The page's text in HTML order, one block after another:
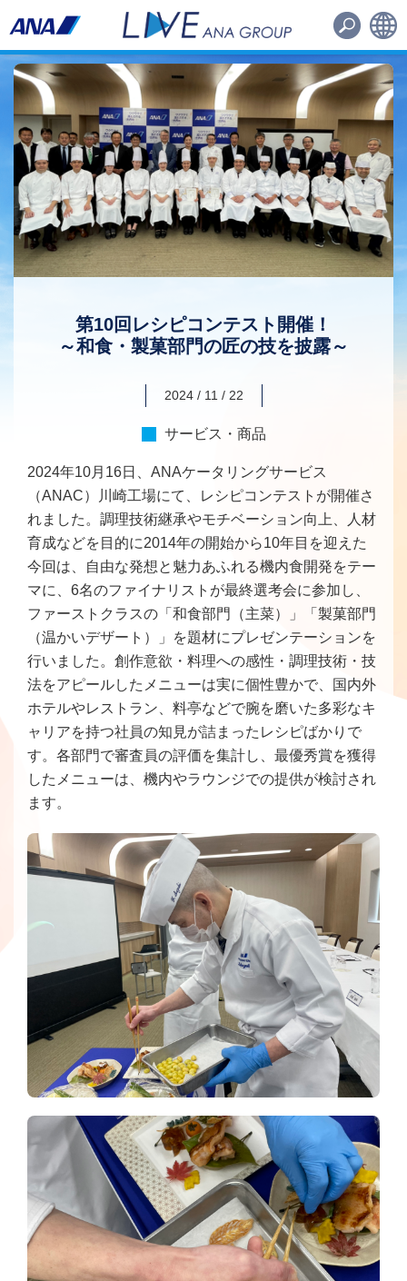
日本語 English
路線・機材
第10回レシピコンテスト開催！
～和食・製菓部門の匠の技を披露～
2024 / 11 / 22
サービス・商品
2024年10月16日、ANAケータリングサービス
（ANAC）川崎工場にて、レシピコンテストが開催さ
れました。調理技術継承やモチベーション向上、人材
育成などを目的に2014年の開始から10年目を迎えた
今回は、自由な発想と魅力あふれる機内食開発をテー
マに、6名のファイナリストが最終選考会に参加し、
ファーストクラスの「和食部門（主菜）」「製菓部門
（温かいデザート）」を題材にプレゼンテーションを
行いました。創作意欲・料理への感性・調理技術・技
法をアピールしたメニューは実に個性豊かで、国内外
ホテルやレストラン、料亭などで腕を磨いた多彩なキ
ャリアを持つ社員の知見が詰まったレシピばかりで
す。各部門で審査員の評価を集計し、最優秀賞を獲得
したメニューは、機内やラウンジでの提供が検討され
ます。